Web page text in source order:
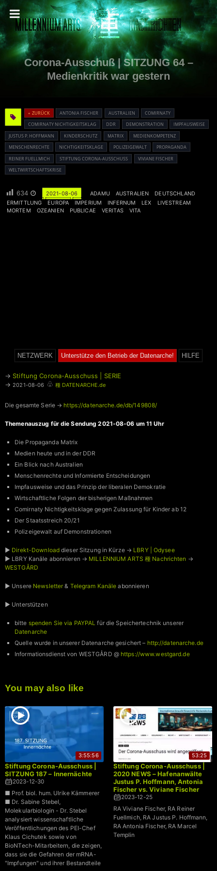
Corona-Ausschuß | SITZUNG 64 –
Medienkritik war gestern
« ZURÜCK ANTONIA FISCHER AUSTRALIEN
COMIRNATY
COMIRNATY NICHTIGKEITSKLAG
DDR DEMONSTRATION
IMPFAUSWEISE
JUSTUS P. HOFFMANN
KINDERSCHUTZ MATRIX
MEDIENKOMPETENZ
MENSCHENRECHTE
NICHTIGKEITSKLAGE POLIZEIGEWALT
PROPAGANDA
REINER FUELLMICH
STIFTUNG CORONA-AUSSCHUSS
VIVIANE FISCHER
WELTWIRTSCHAFTSKRISE
634 2021-08-06 ADAMU AUSTRALIEN
DEUTSCHLAND
ERMITTLUNG
EUROPA IMPERIUM INFERNUM LEX
LIVESTREAM
MORTEM
OZEANIEN PUBLICAE VERITAS VITA
NETZWERK Unterstütze den Betrieb der Datenarche! HILFE
→ Stiftung Corona-Ausschuss | SERIE
→ 2021-08-06 ♧ 種 DATENARCHE.de
Die gesamte Serie → https://datenarche.de/db/149808/
Themenauszug für die Sendung 2021-08-06 um 11 Uhr
Die Propaganda Matrix
Medien heute und in der DDR
Ein Blick nach Australien
Menschenrechte und Informierte Entscheidungen
Impfausweise und das Prinzip der liberalen Demokratie
Wirtschaftliche Folgen der bisherigen Maßnahmen
Comirnaty Nichtigkeitsklage gegen Zulassung für Kinder ab 12
Der Staatsstreich 20/21
Polizeigewalt auf Demonstrationen
► Direkt-Download dieser Sitzung in Kürze → LBRY | Odysee
► LBRY Kanäle abonnieren → MILLENNIUM ARTS 種 Nachrichten →
WESTGÅRD
► Unsere Newsletter & Telegram Kanäle abonnieren
► Unterstützen
bitte spenden Sie via PAYPAL für die Speichertechnik unserer
Datenarche
Quelle wurde in unserer Datenarche gesichert – http://datenarche.de
Informationsdienst von WESTGÅRD @ https://www.westgard.de
You may also like
3:55:56
Stiftung Corona-Ausschuss |
SITZUNG 187 – Innernächte
2023-12-30
■ Prof. biol. hum. Ulrike Kämmerer
■ Dr. Sabine Stebel,
Molekularbiologin - Dr. Stebel
analysiert wissenschaftliche
Veröffentlichungen des PEI-Chef
Klaus Cichutek sowie von
BioNTech-Mitarbeitern, die zeigen,
dass sie die Gefahren der mRNA-
"Impfungen" und ihrer Bestandteile
53:25
Stiftung Corona-Ausschuss |
2020 NEWS – Hafenanwälte
Justus P. Hoffmann, Antonia
Fischer vs. Viviane Fischer
2023-12-25
RA Viviane Fischer, RA Reiner
Fuellmich, RA Justus P. Hoffmann,
RA Antonia Fischer, RA Marcel
Templin